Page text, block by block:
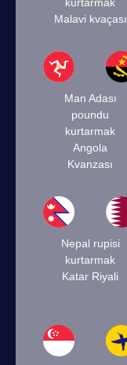
Malavi kvaçası
Man Adası
poundu
kurtarmak
Angola
Kvanzası
Nepal rupisi
kurtarmak
Katar Riyali